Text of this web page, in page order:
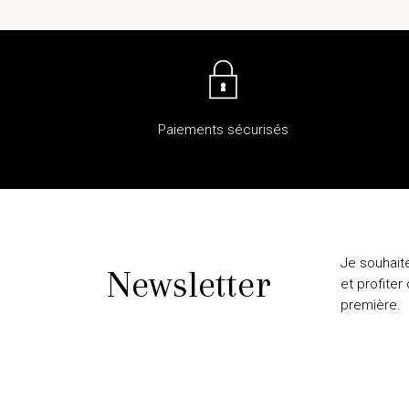
Paiements sécurisés
Newsletter
Je
et profiter
première.